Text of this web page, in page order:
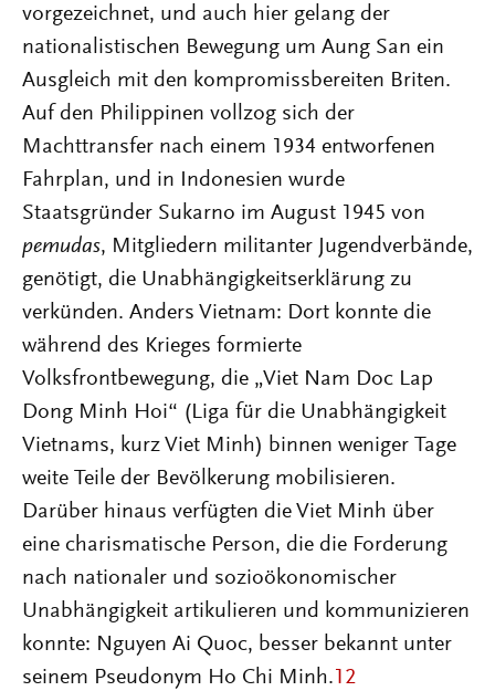
vorgezeichnet, und auch hier gelang der
nationalistischen Bewegung um Aung San ein
Ausgleich mit den kompromissbereiten Briten.
Auf den Philippinen vollzog sich der
Machttransfer nach einem 1934 entworfenen
Fahrplan, und in Indonesien wurde
Staatsgründer Sukarno im August 1945 von
pemudas, Mitgliedern militanter Jugendverbände,
genötigt, die Unabhängigkeitserklärung zu
verkünden. Anders Vietnam: Dort konnte die
während des Krieges formierte
Volksfrontbewegung, die „Viet Nam Doc Lap
Dong Minh Hoi“ (Liga für die Unabhängigkeit
Vietnams, kurz Viet Minh) binnen weniger Tage
weite Teile der Bevölkerung mobilisieren.
Darüber hinaus verfügten die Viet Minh über
eine charismatische Person, die die Forderung
nach nationaler und sozioökonomischer
Unabhängigkeit artikulieren und kommunizieren
konnte: Nguyen Ai Quoc, besser bekannt unter
seinem Pseudonym Ho Chi Minh. 12